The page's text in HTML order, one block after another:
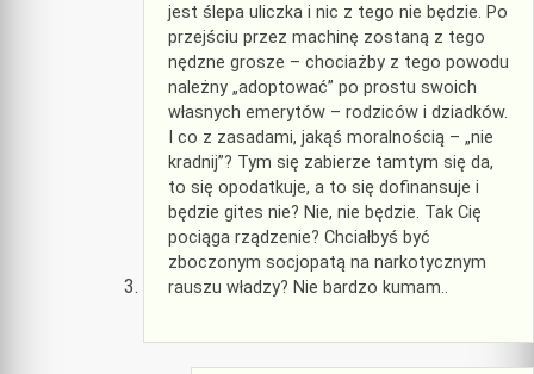
jest ślepa uliczka i nic z tego nie będzie. Po
przejściu przez machinę zostaną z tego
nędzne grosze – chociażby z tego powodu
należny „adoptować” po prostu swoich
własnych emerytów – rodziców i dziadków.
I co z zasadami, jakąś moralnością – „nie
kradnij”? Tym się zabierze tamtym się da,
to się opodatkuje, a to się dofinansuje i
będzie gites nie? Nie, nie będzie. Tak Cię
pociąga rządzenie? Chciałbyś być
zboczonym socjopatą na narkotycznym
rauszu władzy? Nie bardzo kumam..